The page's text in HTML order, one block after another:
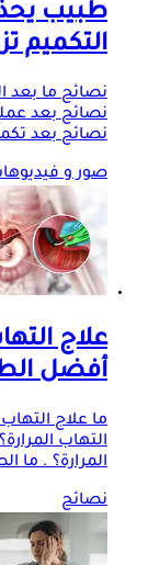
طبيب
التكميم
نصائح ما بعد
نصائح بعد
نصائح بعد
صور و
علاج
أفضل
ما علاج
التهاب
المرارة؟ . ما
نصائح